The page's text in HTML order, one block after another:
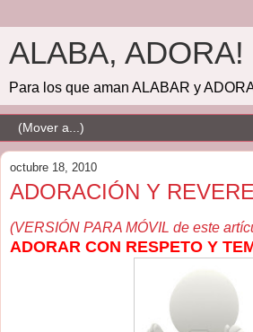
ALABA, ADORA!
Para los que aman ALABAR y
octubre 18, 2010
ADORACIÓN Y
(VERSIÓN PARA MÓVIL de este
ADORAR CON RESPETO Y